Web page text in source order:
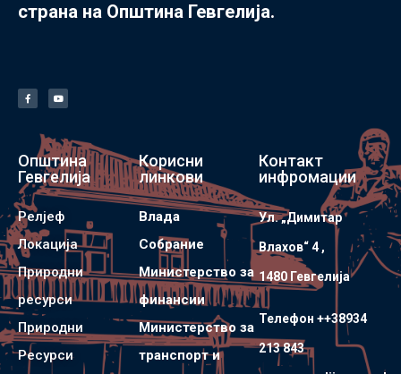
страна на Општина Гевгелија.
Општина
Гевгелија
Релјеф
Локација
Природни
ресурси
Природни
Ресурси
Корисни
линкови
Влада
Собрание
Министерство за
финансии
Министерство за
транспорт и
Контакт
инфромации
Ул. „Димитар
Влахов“ 4 ,
1480 Гевгелијa
Телефон ++38934
213 843